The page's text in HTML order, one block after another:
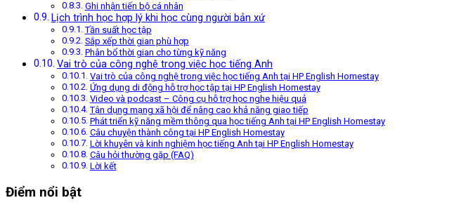
Ghi nhận tiến bộ cá nhân
Lịch trình học hợp lý khi học cùng người bản xứ
Tần suất học tập
Sắp xếp thời gian phù hợp
Phân bổ thời gian cho từng kỹ năng
Vai trò của công nghệ trong việc học tiếng Anh
Vai trò của công nghệ trong việc học tiếng Anh tại HP English Homestay
Ứng dụng di động hỗ trợ học tập tại HP English Homestay
Video và podcast – Công cụ hỗ trợ học nghe hiệu quả
Tận dụng mạng xã hội để nâng cao khả năng giao tiếp
Phát triển kỹ năng mềm thông qua học tiếng Anh tại HP English Homestay
Câu chuyện thành công tại HP English Homestay
Lời khuyên và kinh nghiệm học tiếng Anh tại HP English Homestay
Câu hỏi thường gặp (FAQ)
Lời kết
Điểm nổi bật